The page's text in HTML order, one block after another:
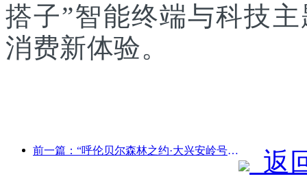
搭子”智能终端与科技
消费新体验。
前一篇：“呼伦贝尔森林之约·大兴安岭号--星光列车·天翼之旅”旅游专列首发
返